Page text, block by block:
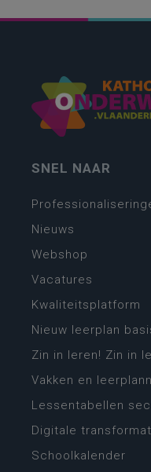
SNEL NAAR
Nieuws
Webshop
Vacatures
Kwaliteitsplatform
Nieuw leerplan
Zin in leren! Zin in
Vakken en
Lessentabellen
Digitale
Schoolkalender